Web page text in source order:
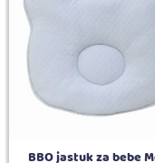
BBO jastuk za bebe